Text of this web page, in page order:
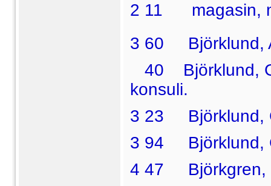
2 11  magasin,
3 60 Björklund,
40 Björklund,
konsuli.
3 23 Björklund,
3 94 Björklund,
4 47 Björkgren,